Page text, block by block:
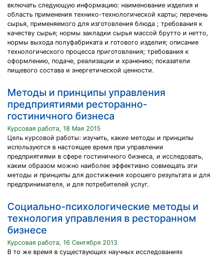
включать следующую информацию: наименование изделия и
область применения технико-технологической карты; перечень
сырья, применяемого для изготовления блюда ; требования к
качеству сырья; нормы закладки сырья массой брутто и нетто,
нормы выхода полуфабриката и готового изделия; описание
технологического процесса приготовления; требования к
оформлению, подаче, реализации и хранению; показатели
пищевого состава и энергетической ценности.
Методы и принципы управления
предприятиями ресторанно-
гостиничного бизнеса
Курсовая работа, 18 Мая 2015
Цель курсовой работы: изучить, какие методы и принципы
используются в настоящее время при управлении
предприятиями в сфере гостиничного бизнеса, и исследовать,
каким образом можно наиболее эффективно совмещать эти
методы и принципы для достижения хорошего результата и для
предпринимателя, и для потребителей услуг.
Социально-психологические методы и
технология управления в ресторанном
бизнесе
Курсовая работа, 16 Сентября 2013
В то же время в существующих научных исследованиях